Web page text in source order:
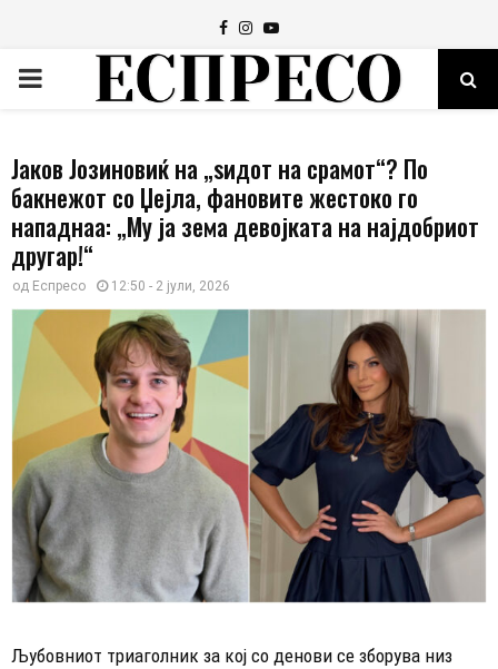
Facebook
Instagram
Youtube
PRIMARY
Јаков Јозиновиќ на „ѕидот на срамот“? По
бакнежот со Џејла, фановите жестоко го
нападнаа: „Му ја зема девојката на најдобриот
другар!“
од Еспресо 12:50 - 2 јули, 2026
Љубовниот триаголник за кој со денови се зборува низ